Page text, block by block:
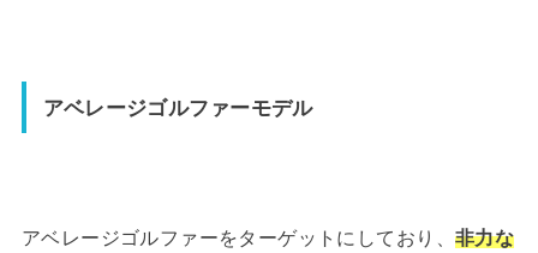
アベレージゴルファーモデル
アベレージゴルファーをターゲットにしており、 非力な